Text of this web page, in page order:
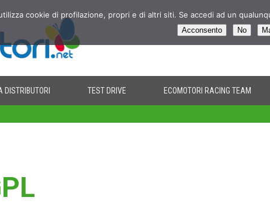
DISTRIBUTORI TEST DRIVE ECOMOTORI RACING TEAM
cookie di profilazione, propri e di altri siti. Se accedi ad un
Acconsento No